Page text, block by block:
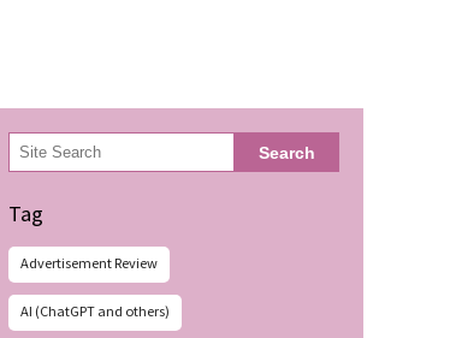
検
索 Search
Tag
Advertisement Review
AI (ChatGPT and others)